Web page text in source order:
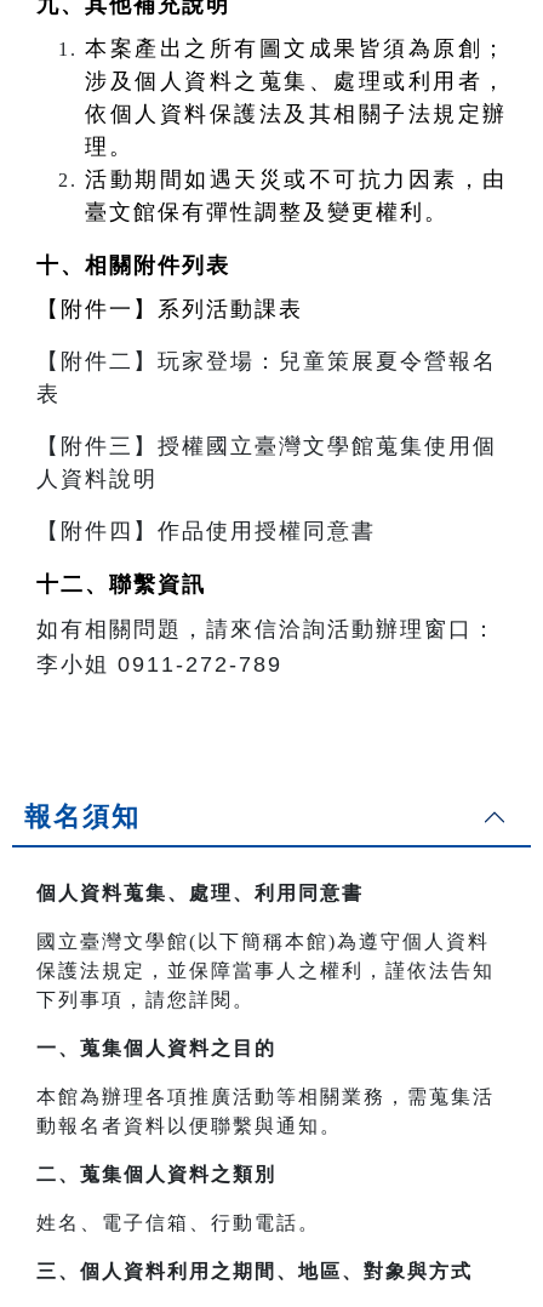
本案產出之所有圖文成果皆須為原創；
涉及個人資料之蒐集、處理或利用者，
依個人資料保護法及其相關子法規定辦
理。
活動期間如遇天災或不可抗力因素，由
臺文館保有彈性調整及變更權利。
十、 相關附件列表
【附件一】系列活動課表
【附件二】玩家登場：兒童策展夏令營報名
表
【附件三】授權國立臺灣文學館蒐集使用個
人資料說明
【附件四】作品使用授權同意書
十二、聯繫資訊
如有相關問題，請來信洽詢活動辦理窗口：
李小姐 0911-272-789
報名須知
個人資料蒐集、處理、利用同意書
國立臺灣文學館(以下簡稱本館)為遵守個人資料
保護法規定，並保障當事人之權利，謹依法告知
下列事項，請您詳閱。
一、 蒐集個人資料之目的
本館為辦理各項推廣活動等相關業務，需蒐集活
動報名者資料以便聯繫與通知。
二、 蒐集個人資料之類別
姓名、電子信箱、行動電話。
三、 個人資料利用之期間、地區、對象與方式